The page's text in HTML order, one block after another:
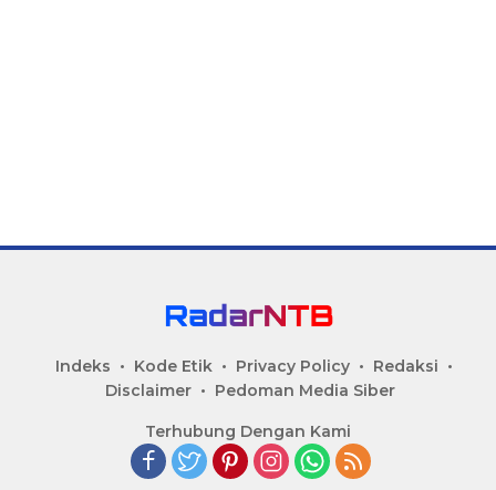
Indeks Kode Etik Privacy Policy
Redaksi
Disclaimer
Pedoman Media Siber
Terhubung Dengan Kami